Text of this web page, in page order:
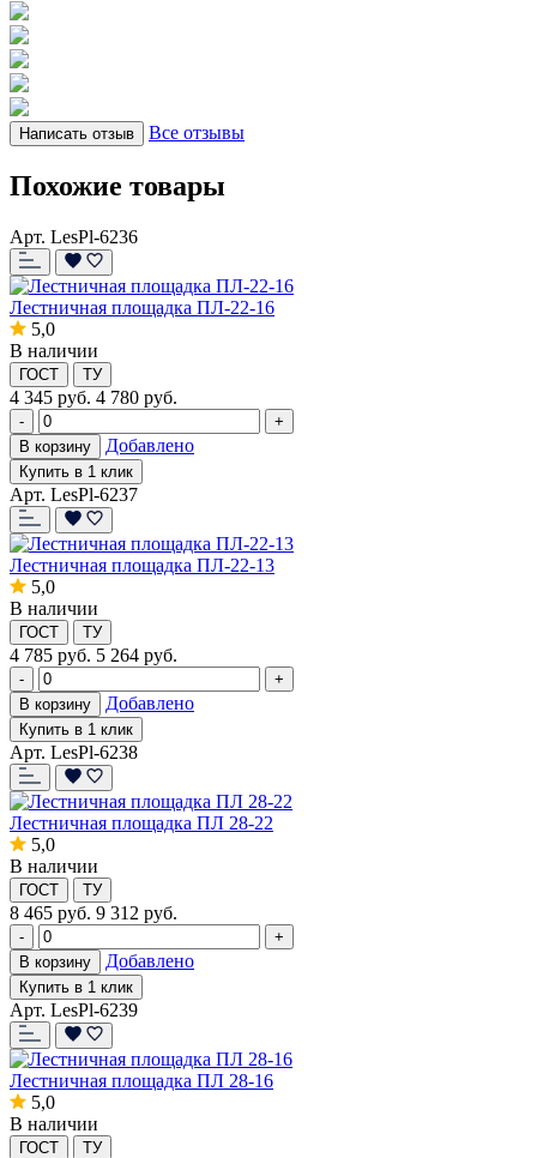
Написать отзыв Все отзывы
Похожие товары
Арт. LesPl-6236
Лестничная площадка ПЛ-22-16
5,0
В наличии
ГОСТ ТУ
4 345 руб. 4 780 руб.
-
+
В корзину
Добавлено
Купить в 1 клик
Арт. LesPl-6237
Лестничная площадка ПЛ-22-13
5,0
В наличии
ГОСТ ТУ
4 785 руб. 5 264 руб.
-
+
В корзину
Добавлено
Купить в 1 клик
Арт. LesPl-6238
Лестничная площадка ПЛ 28-22
5,0
В наличии
ГОСТ ТУ
8 465 руб. 9 312 руб.
-
+
В корзину
Добавлено
Купить в 1 клик
Арт. LesPl-6239
Лестничная площадка ПЛ 28-16
5,0
В наличии
ГОСТ ТУ